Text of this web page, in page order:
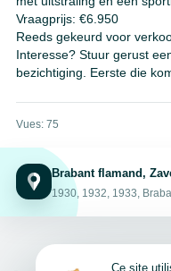
Vraagprijs: €6.950
Reeds gekeurd voor
Interesse? Stuur gerust
bezichtiging. Eerste die
Vues: 75
Brabant flamand,
1930, 1932, 1933,
Ce site